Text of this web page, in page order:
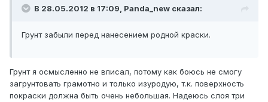
В 28.05.2012 в 17:09, Panda_new сказал:
Грунт забыли перед нанесением родной краски.
Грунт я осмысленно не вписал, потому как боюсь не смогу
загрунтовать грамотно и только изуродую, т.к. поверхность
покраски должна быть очень небольшая. Надеюсь слоя три